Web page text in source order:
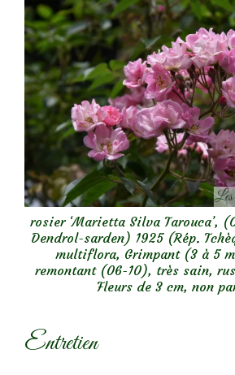
rosier ‘Marietta Silva Tarouca’,
Dendrol-sarden) 1925 (Rép.
multiflora, Grimpant (3 à 5
remontant (06-10), très sain,
Fleurs de 3 cm, non
Entretien